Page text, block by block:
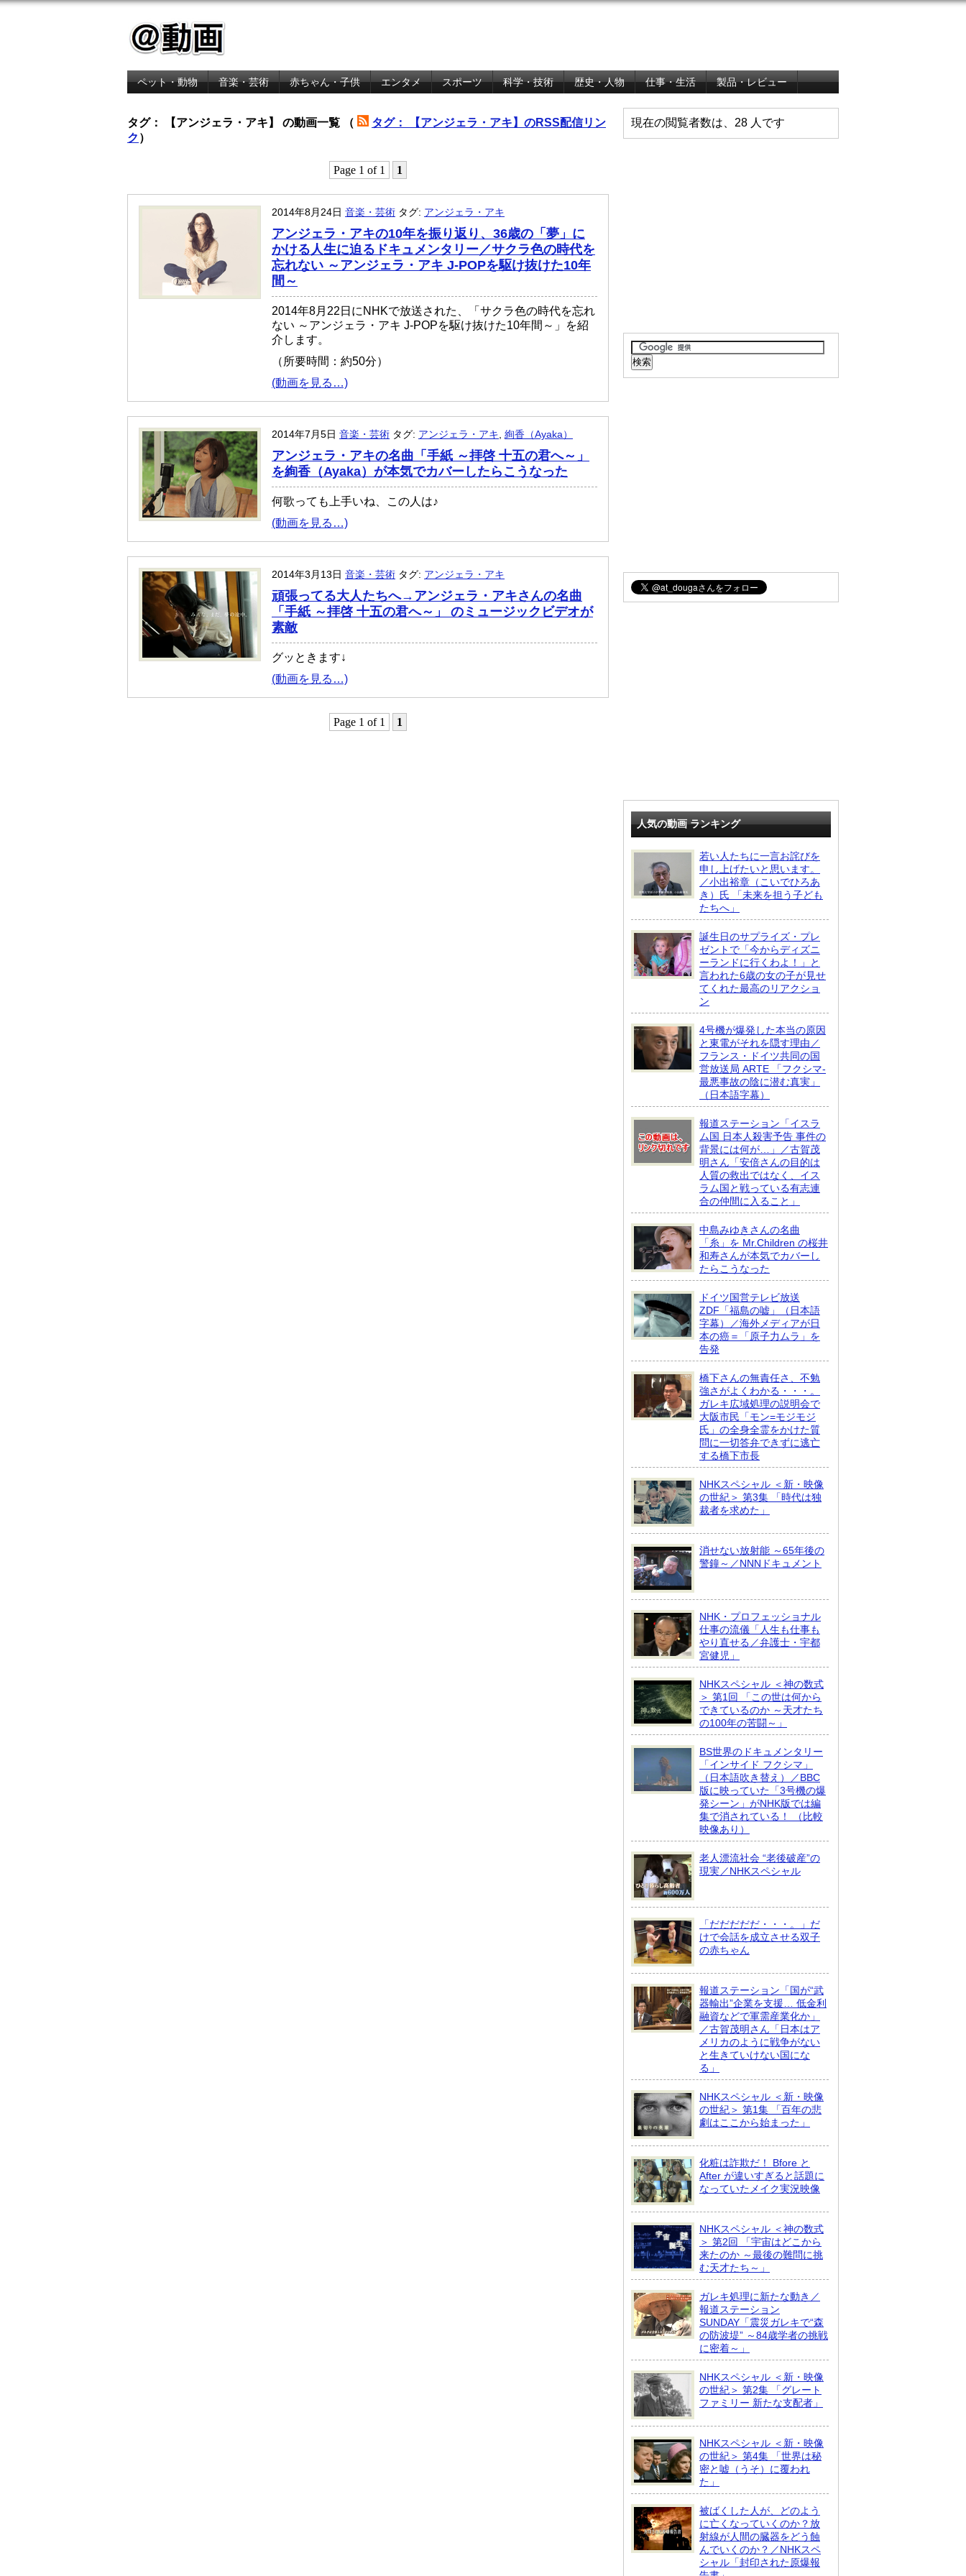
ペット・動物 音楽・芸術 赤ちゃん・子供 エンタメ スポーツ 科学・技術 歴史・人物 仕事・生活
製品・レビュー
タグ： 【アンジェラ・アキ】 の動画一覧 （
タグ： 【アンジェラ・アキ】のRSS配信リン
ク ）
Page 1 of 1 1
2014年8月24日 音楽・芸術 タグ: アンジェラ・アキ
アンジェラ・アキの10年を振り返り、36歳の「夢」に
かける人生に迫るドキュメンタリー／サクラ色の時代を
忘れない ～アンジェラ・アキ J-POPを駆け抜けた10年
間～
2014年8月22日にNHKで放送された、「サクラ色の時代を忘れ
ない ～アンジェラ・アキ J-POPを駆け抜けた10年間～」を紹
介します。
（所要時間：約50分）
(動画を見る…)
2014年7月5日 音楽・芸術 タグ: アンジェラ・アキ 絢香（Ayaka）
アンジェラ・アキの名曲「手紙 ～拝啓 十五の君へ～」
を絢香（Ayaka）が本気でカバーしたらこうなった
何歌っても上手いね、この人は♪
(動画を見る…)
2014年3月13日 音楽・芸術 タグ: アンジェラ・アキ
頑張ってる大人たちへ→アンジェラ・アキさんの名曲
「手紙 ～拝啓 十五の君へ～」 のミュージックビデオが
素敵
グッときます↓
(動画を見る…)
Page 1 of 1 1
現在の閲覧者数は、28 人です
人気の動画 ランキング
若い人たちに一言お詫びを
申し上げたいと思います。
／小出裕章（こいでひろあ
き）氏 「未来を担う子ども
たちへ」
誕生日のサプライズ・プレ
ゼントで「今からディズニ
ーランドに行くわよ！」と
言われた6歳の女の子が見せ
てくれた最高のリアクショ
ン
4号機が爆発した本当の原因
と東電がそれを隠す理由／
フランス・ドイツ共同の国
営放送局 ARTE 「フクシマ-
最悪事故の陰に潜む真実」
（日本語字幕）
報道ステーション「イスラ
ム国 日本人殺害予告 事件の
背景には何が…」／古賀茂
明さん「安倍さんの目的は
人質の救出ではなく、イス
ラム国と戦っている有志連
合の仲間に入ること」
中島みゆきさんの名曲
「糸」を Mr.Children の桜井
和寿さんが本気でカバーし
たらこうなった
ドイツ国営テレビ放送
ZDF「福島の嘘」（日本語
字幕）／海外メディアが日
本の癌＝「原子力ムラ」を
告発
橋下さんの無責任さ、不勉
強さがよくわかる・・・。
ガレキ広域処理の説明会で
大阪市民「モン=モジモジ
氏」の全身全霊をかけた質
問に一切答弁できずに逃亡
する橋下市長
NHKスペシャル ＜新・映像
の世紀＞ 第3集 「時代は独
裁者を求めた」
消せない放射能 ～65年後の
警鐘～／NNNドキュメント
NHK・プロフェッショナル
仕事の流儀「人生も仕事も
やり直せる／弁護士・宇都
宮健児」
NHKスペシャル ＜神の数式
＞ 第1回 「この世は何から
できているのか ～天才たち
の100年の苦闘～」
BS世界のドキュメンタリー
「インサイド フクシマ」
（日本語吹き替え）／BBC
版に映っていた「3号機の爆
発シーン」がNHK版では編
集で消されている！ （比較
映像あり）
老人漂流社会 “老後破産”の
現実／NHKスペシャル
「だだだだだ・・・。」だ
けで会話を成立させる双子
の赤ちゃん
報道ステーション「国が“武
器輸出”企業を支援… 低金利
融資などで軍需産業化か」
／古賀茂明さん「日本はア
メリカのように戦争がない
と生きていけない国にな
る」
NHKスペシャル ＜新・映像
の世紀＞ 第1集 「百年の悲
劇はここから始まった」
化粧は詐欺だ！ Bfore と
After が違いすぎると話題に
なっていたメイク実況映像
NHKスペシャル ＜神の数式
＞ 第2回 「宇宙はどこから
来たのか ～最後の難問に挑
む天才たち～」
ガレキ処理に新たな動き／
報道ステーション
SUNDAY「震災ガレキで“森
の防波堤” ～84歳学者の挑戦
に密着～」
NHKスペシャル ＜新・映像
の世紀＞ 第2集 「グレート
ファミリー 新たな支配者」
NHKスペシャル ＜新・映像
の世紀＞ 第4集 「世界は秘
密と嘘（うそ）に覆われ
た」
被ばくした人が、どのよう
に亡くなっていくのか？放
射線が人間の臓器をどう蝕
んでいくのか？／NHKスペ
シャル「封印された原爆報